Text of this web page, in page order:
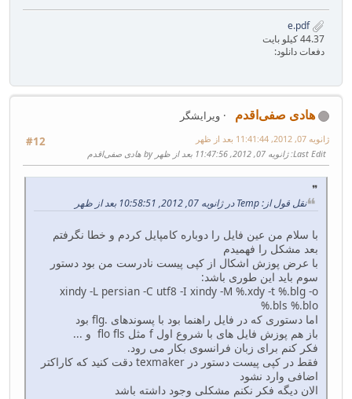
e.pdf
44.37 کیلو بایت
دفعات دانلود:
هادی صفی‌اقدم
ویرایشگر
#12
ژانویه 07, 2012, 11:41:44 بعد از ظهر
Last Edit: ژانویه 07, 2012, 11:47:56 بعد از ظهر by هادی صفی‌اقدم
نقل قول از: Temp در ژانویه 07, 2012, 10:58:51 بعد از ظهر
با سلام من عین فایل را دوباره کامپایل کردم و خطا نگرفتم
بعد مشکل را فهمیدم
با عرض پوزش اشکال از کپی پیست نادرست من بود دستور
سوم باید این طوری باشد:
xindy -L persian -C utf8 -I xindy -M %.xdy -t %.blg -o
%.bls %.blo
اما دستوری که در فایل راهنما بود با پسوندهای .flg بود
باز هم پوزش فایل های با شروع اول f مثل flo fls و ...
فکر کنم برای زبان فرانسوی بکار می رود.
فقط در کپی پیست دستور در texmaker دقت کنید که کاراکتر
اضافی وارد نشود
الان دیگه فکر نکنم مشکلی وجود داشته باشد